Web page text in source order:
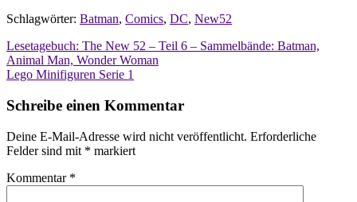
Schlagwörter: Batman, Comics, DC, New52
Beitragsnavigation
Lesetagebuch: The New 52 – Teil 6 – Sammelbände: Batman,
Animal Man, Wonder Woman
Lego Minifiguren Serie 1
Schreibe einen Kommentar
Deine E-Mail-Adresse wird nicht veröffentlicht. Erforderliche
Felder sind mit * markiert
Kommentar *